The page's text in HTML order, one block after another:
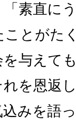
素直に
ことがた
与えて
を恩返
みを語